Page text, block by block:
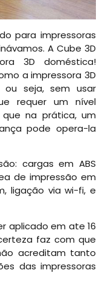
para impressoras
A Cube 3D
3D doméstica!
a impressora 3D
seja, sem usar
requer um nível
na prática, um
pode opera-la
cargas em ABS
de impressão em
ligação via wi-fi, e
aplicado em ate 16
faz com que
acreditam tanto
das impressoras